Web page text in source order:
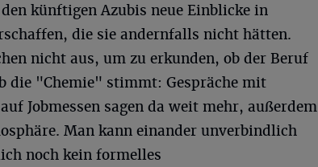
künftigen Azubis neue Einblicke in
die sie andernfalls nicht hätten.
nicht aus, um zu erkunden, ob der Beruf
die "Chemie" stimmt: Gespräche mit
Jobmessen sagen da weit mehr, außerdem
Man kann einander unverbindlich
noch kein formelles